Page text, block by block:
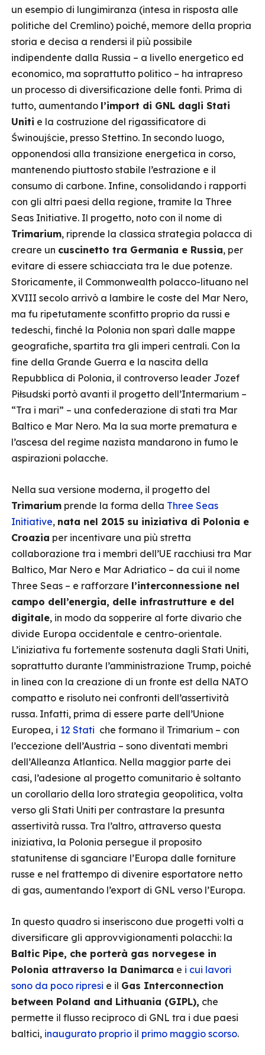
un esempio di lungimiranza (intesa in risposta alle
politiche del Cremlino) poiché, memore della propria
storia e decisa a rendersi il più possibile
indipendente dalla Russia – a livello energetico ed
economico, ma soprattutto politico – ha intrapreso
un processo di diversificazione delle fonti. Prima di
tutto, aumentando l’import di GNL dagli Stati
Uniti e la costruzione del rigassificatore di
Świnoujście, presso Stettino. In secondo luogo,
opponendosi alla transizione energetica in corso,
mantenendo piuttosto stabile l’estrazione e il
consumo di carbone. Infine, consolidando i rapporti
con gli altri paesi della regione, tramite la Three
Seas Initiative. Il progetto, noto con il nome di
Trimarium, riprende la classica strategia polacca di
creare un cuscinetto tra Germania e Russia, per
evitare di essere schiacciata tra le due potenze.
Storicamente, il Commonwealth polacco-lituano nel
XVIII secolo arrivò a lambire le coste del Mar Nero,
ma fu ripetutamente sconfitto proprio da russi e
tedeschi, finché la Polonia non sparì dalle mappe
geografiche, spartita tra gli imperi centrali. Con la
fine della Grande Guerra e la nascita della
Repubblica di Polonia, il controverso leader Jozef
Piłsudski portò avanti il progetto dell’Intermarium –
“Tra i mari” – una confederazione di stati tra Mar
Baltico e Mar Nero. Ma la sua morte prematura e
l’ascesa del regime nazista mandarono in fumo le
aspirazioni polacche.
Nella sua versione moderna, il progetto del
Trimarium prende la forma della Three Seas
Initiative, nata nel 2015 su iniziativa di Polonia e
Croazia per incentivare una più stretta
collaborazione tra i membri dell’UE racchiusi tra Mar
Baltico, Mar Nero e Mar Adriatico – da cui il nome
Three Seas – e rafforzare l’interconnessione nel
campo dell’energia, delle infrastrutture e del
digitale, in modo da sopperire al forte divario che
divide Europa occidentale e centro-orientale.
L’iniziativa fu fortemente sostenuta dagli Stati Uniti,
soprattutto durante l’amministrazione Trump, poiché
in linea con la creazione di un fronte est della NATO
compatto e risoluto nei confronti dell’assertività
russa. Infatti, prima di essere parte dell’Unione
Europea, i 12 Stati che formano il Trimarium – con
l’eccezione dell’Austria – sono diventati membri
dell’Alleanza Atlantica. Nella maggior parte dei
casi, l’adesione al progetto comunitario è soltanto
un corollario della loro strategia geopolitica, volta
verso gli Stati Uniti per contrastare la presunta
assertività russa. Tra l’altro, attraverso questa
iniziativa, la Polonia persegue il proposito
statunitense di sganciare l’Europa dalle forniture
russe e nel frattempo di divenire esportatore netto
di gas, aumentando l’export di GNL verso l’Europa.
In questo quadro si inseriscono due progetti volti a
diversificare gli approvvigionamenti polacchi: la
Baltic Pipe, che porterà gas norvegese in
Polonia attraverso la Danimarca e i cui lavori
sono da poco ripresi e il Gas Interconnection
between Poland and Lithuania (GIPL), che
permette il flusso reciproco di GNL tra i due paesi
baltici, inaugurato proprio il primo maggio scorso.